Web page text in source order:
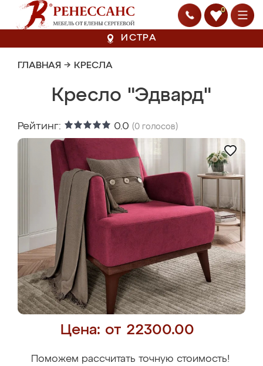
0
ИСТРА
ГЛАВНАЯ → КРЕСЛА
Кресло "Эдвард"
Рейтинг: 0.0 (0 голосов)
Цена: от 22300.00
Поможем рассчитать точную стоимость!